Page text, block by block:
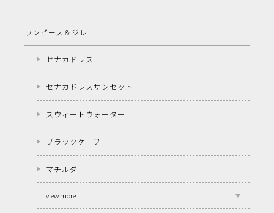
ワンピース＆ジレ
セナカドレス
セナカドレスサンセット
スウィートウォーター
ブラックケープ
マチルダ
view more